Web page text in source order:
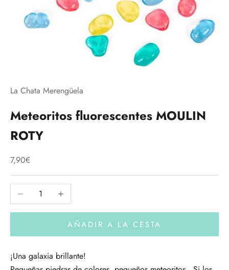
La Chata Merengüela
Meteoritos fluorescentes MOULIN
ROTY
Precio de oferta
7,90€
Reducir cantidadAumentar cantidad
AÑADIR A LA CESTA
¡Una galaxia brillante!